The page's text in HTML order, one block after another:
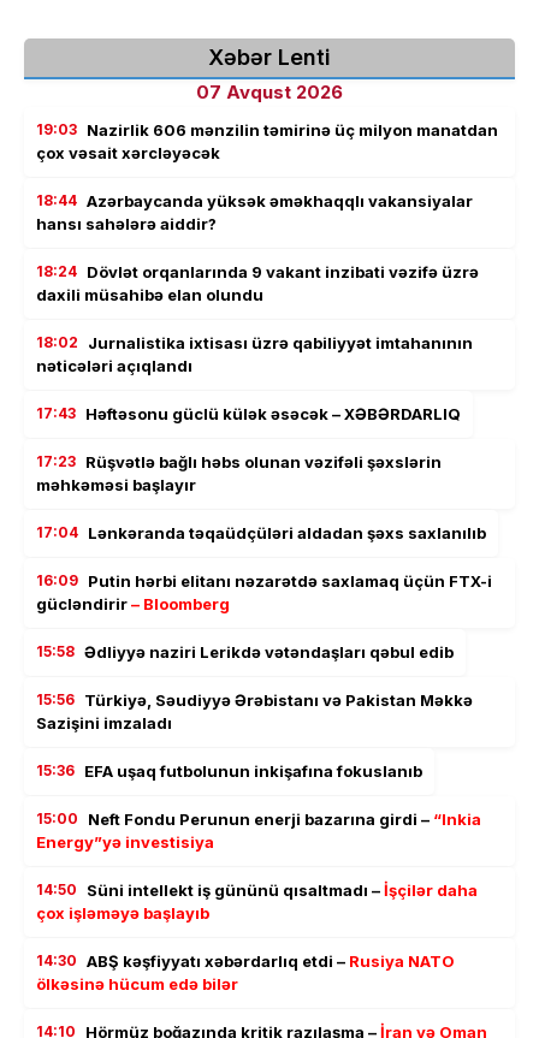
Xəbər Lenti
07 Avqust 2026
19:03 Nazirlik 606 mənzilin təmirinə üç milyon manatdan
çox vəsait xərcləyəcək
18:44 Azərbaycanda yüksək əməkhaqqlı vakansiyalar
hansı sahələrə aiddir?
18:24 Dövlət orqanlarında 9 vakant inzibati vəzifə üzrə
daxili müsahibə elan olundu
18:02
Jurnalistika ixtisası üzrə qabiliyyət imtahanının
nəticələri açıqlandı
17:43 Həftəsonu güclü külək əsəcək – XƏBƏRDARLIQ
17:23 Rüşvətlə bağlı həbs olunan vəzifəli şəxslərin
məhkəməsi başlayır
17:04 Lənkəranda təqaüdçüləri aldadan şəxs saxlanılıb
16:09 Putin hərbi elitanı nəzarətdə saxlamaq üçün FTX-i
gücləndirir– Bloomberg
15:58 Ədliyyə naziri Lerikdə vətəndaşları qəbul edib
15:56 Türkiyə, Səudiyyə Ərəbistanı və Pakistan Məkkə
Sazişini imzaladı
15:36 EFA uşaq futbolunun inkişafına fokuslanıb
15:00 Neft Fondu Perunun enerji bazarına girdi – “Inkia
Energy”yə investisiya
14:50 Süni intellekt iş gününü qısaltmadı –İşçilər daha
çox işləməyə başlayıb
14:30 ABŞ kəşfiyyatı xəbərdarlıq etdi – Rusiya NATO
ölkəsinə hücum edə bilər
14:10 Hörmüz boğazında kritik razılaşma –İran və Oman